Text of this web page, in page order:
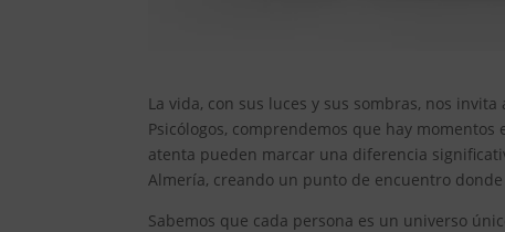
La vida, con sus luces y sus sombras, nos
Psicólogos, comprendemos que hay
atenta pueden marcar una diferencia
Almería, creando un punto de encuentro
Sabemos que cada persona es un universo